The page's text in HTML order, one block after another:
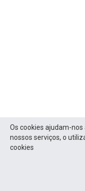
Os cookies ajudam-
nossos serviços, o
cookies